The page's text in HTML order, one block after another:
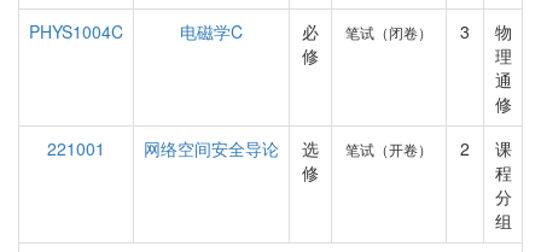
PHYS1004C
电磁学C
必
修
笔试（闭卷） 3
物
理
通
修
221001
网络空间安全导论
选
修
笔试（开卷） 2
课
程
分
组